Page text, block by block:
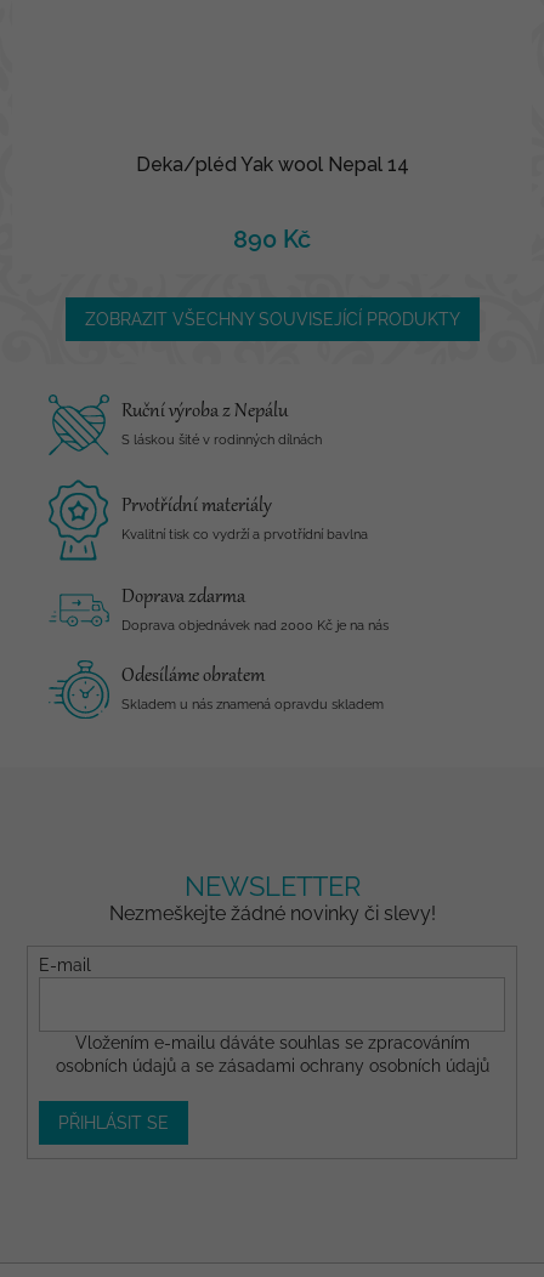
Deka/pléd Yak wool Nepal 14
890 Kč
ZOBRAZIT VŠECHNY SOUVISEJÍCÍ PRODUKTY
Ruční výroba z Nepálu
S láskou šité v rodinných dílnách
Prvotřídní materiály
Kvalitní tisk co vydrží a prvotřídní bavlna
Doprava zdarma
Doprava objednávek nad 2000 Kč je na nás
Odesíláme obratem
Skladem u nás znamená opravdu skladem
NEWSLETTER
Nezmeškejte žádné novinky či slevy!
E-mail
Vložením e-mailu dáváte souhlas se zpracováním
osobních údajů a se zásadami ochrany osobních údajů
PŘIHLÁSIT SE